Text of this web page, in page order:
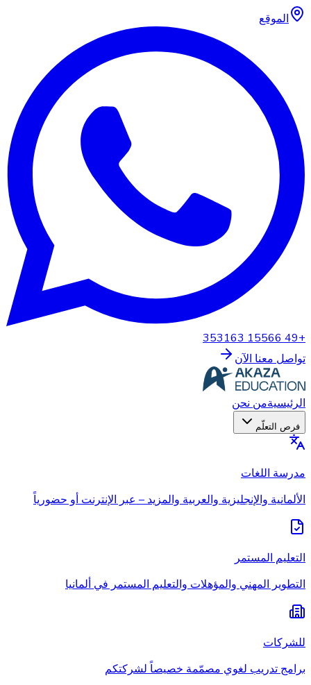
الموقع
+49 15566 353163
تواصل معنا الآن
الرئيسيةمن نحن
فرص التعلّم
مدرسة اللغات
الألمانية والإنجليزية والعربية والمزيد – عبر الإنترنت أو حضورياً
التعليم المستمر
التطوير المهني والمؤهلات والتعليم المستمر في ألمانيا
للشركات
برامج تدريب لغوي مصمّمة خصيصاً لشركتكم